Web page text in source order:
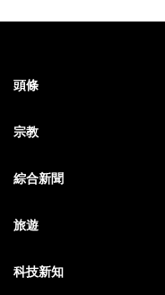
頭條
宗教
綜合新聞
旅遊
科技新知